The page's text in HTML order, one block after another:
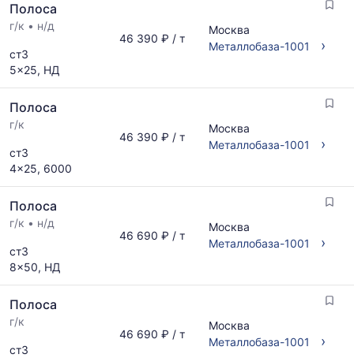
Полоса
г/к • н/д
ст3
5x25, НД
46 390 ₽ / т
Москва
Металлобаза-1001
›
Полоса
г/к
ст3
4x25, 6000
46 390 ₽ / т
Москва
Металлобаза-1001
›
Полоса
г/к • н/д
ст3
8x50, НД
46 690 ₽ / т
Москва
Металлобаза-1001
›
Полоса
г/к
ст3
46 690 ₽ / т
Москва
Металлобаза-1001
›